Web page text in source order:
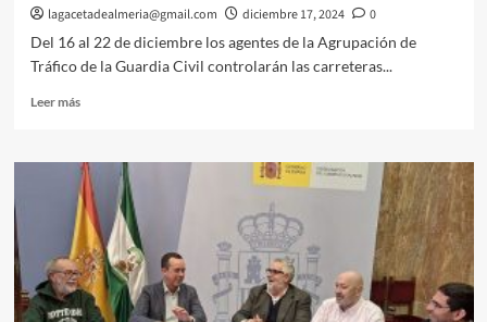
lagacetadealmeria@gmail.com diciembre 17, 2024
0
Del 16 al 22 de diciembre los agentes de la Agrupación de
Tráfico de la Guardia Civil controlarán las carreteras...
Leer másLeer
La
DGT
desarrolla
esta
semana
en
Almería
controles